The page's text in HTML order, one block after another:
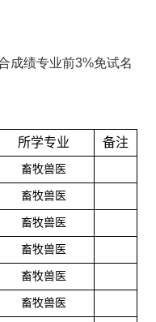
成绩专业前3%免试名
所学专业 备注
畜牧兽医
畜牧兽医
畜牧兽医
畜牧兽医
畜牧兽医
畜牧兽医